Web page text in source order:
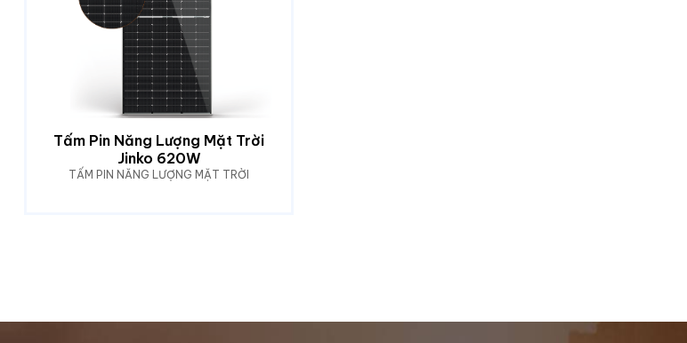
Tấm Pin Năng Lượng Mặt Trời
Jinko 620W
TẤM PIN NĂNG LƯỢNG MẶT TRỜI